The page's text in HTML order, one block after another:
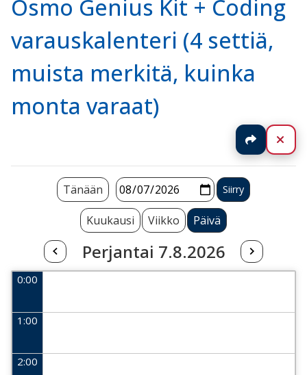
Osmo Genius Kit + Coding
varauskalenteri (4 settiä,
muista merkitä, kuinka
monta varaat)
Jaa
Kuukausi Viikko Päivä
Perjantai 7.8.2026
Tänään
0:00
1:00
2:00